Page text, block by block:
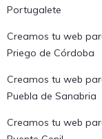
Portugalete
Creamos tu web
Priego de Córdoba
Creamos tu web
Puebla de Sanabria
Creamos tu web